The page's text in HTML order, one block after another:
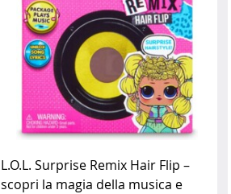
L.O.L. Surprise Remix Hair Flip –
scopri la magia della musica e